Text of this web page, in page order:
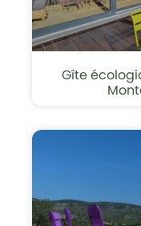
Gîte